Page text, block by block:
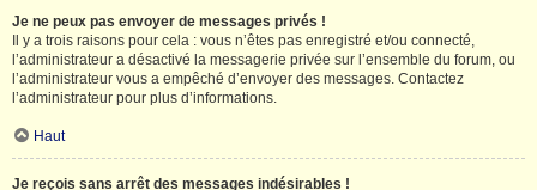
Je ne peux pas envoyer de messages privés !
Il y a trois raisons pour cela : vous n’êtes pas enregistré et/ou connecté,
l’administrateur a désactivé la messagerie privée sur l’ensemble du forum, ou
l’administrateur vous a empêché d’envoyer des messages. Contactez
l’administrateur pour plus d’informations.
Haut
Je reçois sans arrêt des messages indésirables !